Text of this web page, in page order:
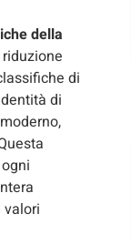
della
di
di
valori